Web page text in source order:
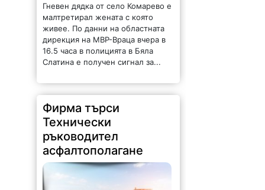
малтретирал жената с която
живее. По данни на областната
дирекция на МВР-Враца вчера в
16.5 часа в полицията в Бяла
Слатина е получен сигнал за...
Фирма търси
Технически
ръководител
асфалтополагане